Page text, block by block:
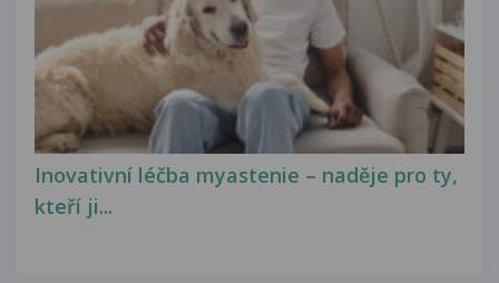
Inovativní léčba myastenie – naděje pro ty,
kteří ji...